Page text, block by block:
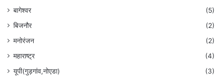
बागेश्वर
(5)
बिजनौर
(2)
मनोरंजन
(2)
महाराष्ट्र
(4)
यूपी(गुड़गांव,नोएडा)
(3)